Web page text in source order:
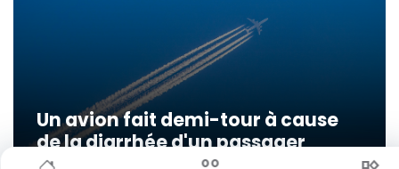
Un avion fait demi-tour à cause
de la diarrhée d'un passager